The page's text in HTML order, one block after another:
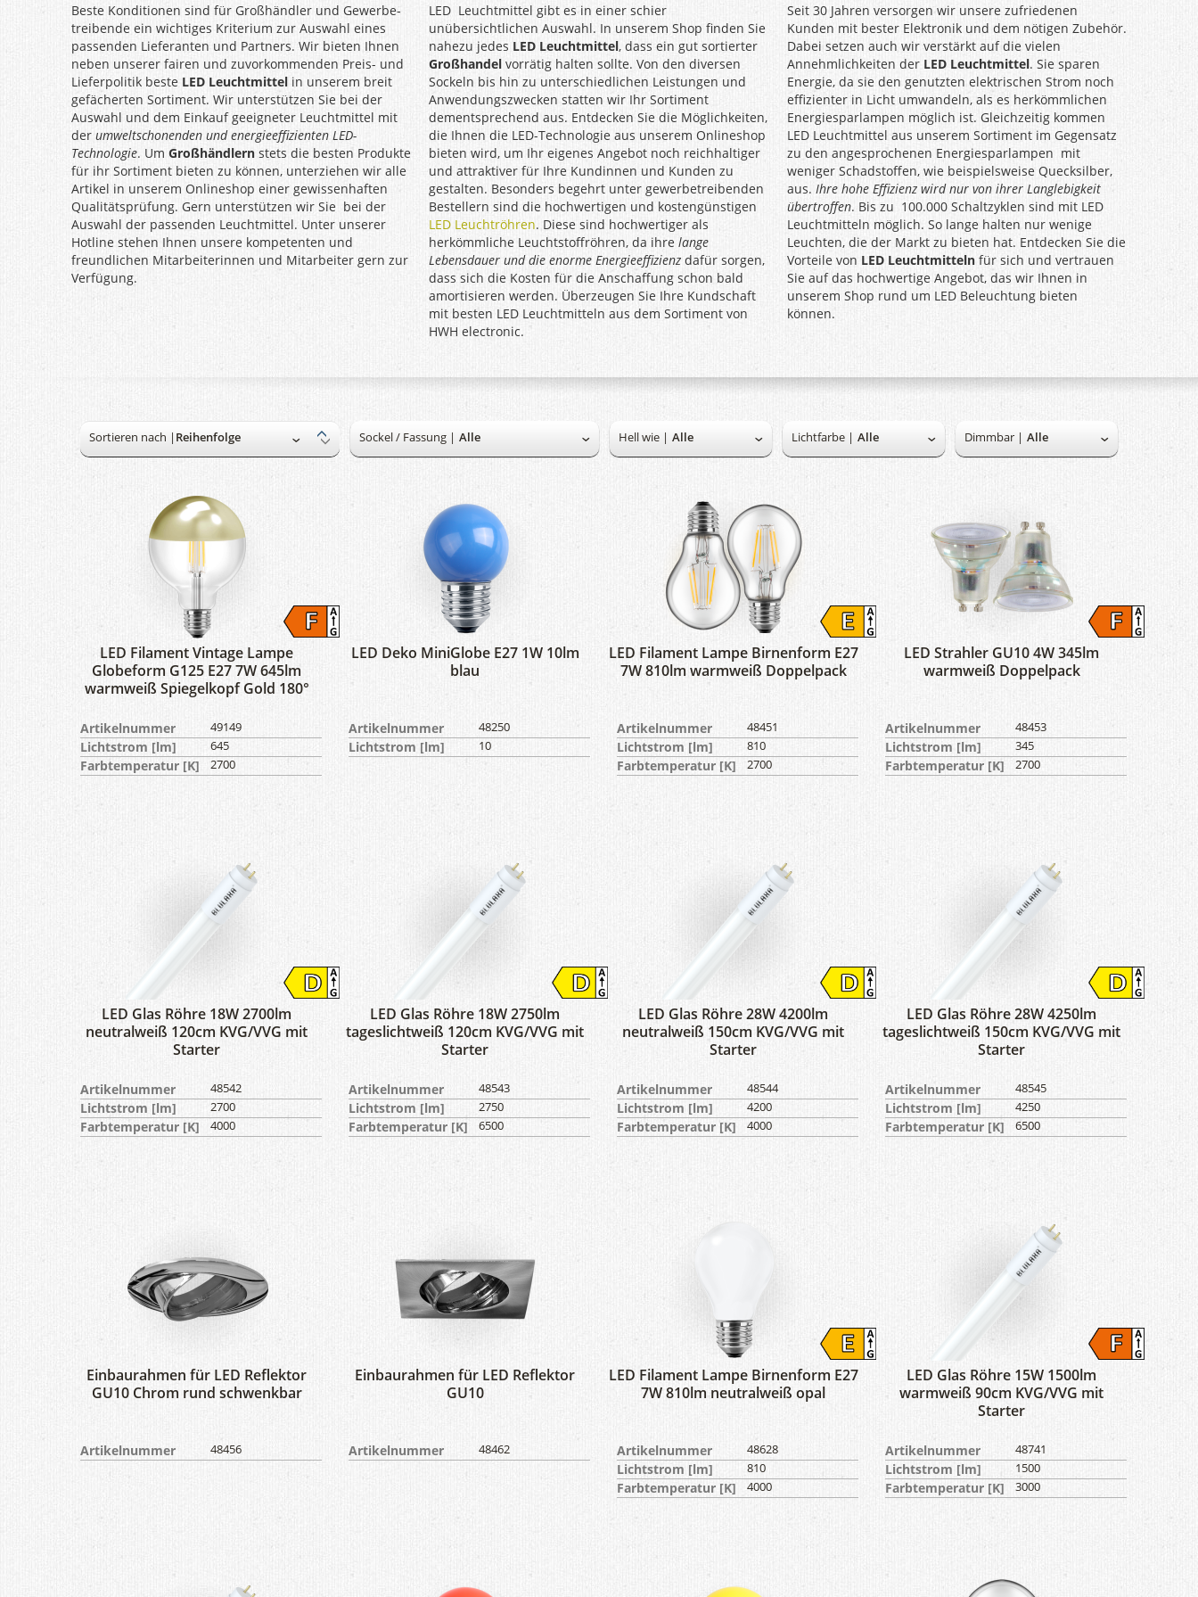
Beste Konditionen sind für Großhändler und Gewerbe-
treibende ein wichtiges Kriterium zur Auswahl eines
passenden Lieferanten und Partners. Wir bieten Ihnen
neben unserer fairen und zuvorkommenden Preis- und
Lieferpolitik beste LED Leuchtmittel in unserem breit
gefächerten Sortiment. Wir unterstützen Sie bei der
Auswahl und dem Einkauf geeigneter Leuchtmittel mit
der umweltschonenden und energieeffizienten LED-
Technologie. Um Großhändlern stets die besten Produkte
für ihr Sortiment bieten zu können, unterziehen wir alle
Artikel in unserem Onlineshop einer gewissenhaften
Qualitätsprüfung. Gern unterstützen wir Sie bei der
Auswahl der passenden Leuchtmittel. Unter unserer
Hotline stehen Ihnen unsere kompetenten und
freundlichen Mitarbeiterinnen und Mitarbeiter gern zur
Verfügung.
LED Leuchtmittel gibt es in einer schier
unübersichtlichen Auswahl. In unserem Shop finden Sie
nahezu jedes LED Leuchtmittel, dass ein gut sortierter
Großhandel vorrätig halten sollte. Von den diversen
Sockeln bis hin zu unterschiedlichen Leistungen und
Anwendungszwecken statten wir Ihr Sortiment
dementsprechend aus. Entdecken Sie die Möglichkeiten,
die Ihnen die LED-Technologie aus unserem Onlineshop
bieten wird, um Ihr eigenes Angebot noch reichhaltiger
und attraktiver für Ihre Kundinnen und Kunden zu
gestalten. Besonders begehrt unter gewerbetreibenden
Bestellern sind die hochwertigen und kostengünstigen
LED Leuchtröhren. Diese sind hochwertiger als
herkömmliche Leuchtstoffröhren, da ihrelange
Lebensdauer und die enorme Energieeffizienz dafür sorgen,
dass sich die Kosten für die Anschaffung schon bald
amortisieren werden. Überzeugen Sie Ihre Kundschaft
mit besten LED Leuchtmitteln aus dem Sortiment von
HWH electronic.
Seit 30 Jahren versorgen wir unsere zufriedenen
Kunden mit bester Elektronik und dem nötigen Zubehör.
Dabei setzen auch wir verstärkt auf die vielen
Annehmlichkeiten der LED Leuchtmittel. Sie sparen
Energie, da sie den genutzten elektrischen Strom noch
effizienter in Licht umwandeln, als es herkömmlichen
Energiesparlampen möglich ist. Gleichzeitig kommen
LED Leuchtmittel aus unserem Sortiment im Gegensatz
zu den angesprochenen Energiesparlampen mit
weniger Schadstoffen, wie beispielsweise Quecksilber,
aus. Ihre hohe Effizienz wird nur von ihrer Langlebigkeit
übertroffen. Bis zu 100.000 Schaltzyklen sind mit LED
Leuchtmitteln möglich. So lange halten nur wenige
Leuchten, die der Markt zu bieten hat. Entdecken Sie die
Vorteile von LED Leuchtmittelnfür sich und vertrauen
Sie auf das hochwertige Angebot, das wir Ihnen in
unserem Shop rund um LED Beleuchtung bieten
können.
Sortieren nach | Sockel / Fassung | Hell wie | Lichtfarbe | Dimmbar |
LED Filament Vintage Lampe
Globeform G125 E27 7W 645lm
warmweiß Spiegelkopf Gold 180°
Artikelnummer 49149
Lichtstrom [lm] 645
Farbtemperatur [K] 2700
LED Deko MiniGlobe E27 1W 10lm
blau
Artikelnummer 48250
Lichtstrom [lm] 10
LED Filament Lampe Birnenform E27
7W 810lm warmweiß Doppelpack
Artikelnummer 48451
Lichtstrom [lm] 810
Farbtemperatur [K] 2700
LED Strahler GU10 4W 345lm
warmweiß Doppelpack
Artikelnummer 48453
Lichtstrom [lm] 345
Farbtemperatur [K] 2700
LED Glas Röhre 18W 2700lm
neutralweiß 120cm KVG/VVG mit
Starter
Artikelnummer 48542
Lichtstrom [lm] 2700
Farbtemperatur [K] 4000
LED Glas Röhre 18W 2750lm
tageslichtweiß 120cm KVG/VVG mit
Starter
Artikelnummer 48543
Lichtstrom [lm] 2750
Farbtemperatur [K] 6500
LED Glas Röhre 28W 4200lm
neutralweiß 150cm KVG/VVG mit
Starter
Artikelnummer 48544
Lichtstrom [lm] 4200
Farbtemperatur [K] 4000
LED Glas Röhre 28W 4250lm
tageslichtweiß 150cm KVG/VVG mit
Starter
Artikelnummer 48545
Lichtstrom [lm] 4250
Farbtemperatur [K] 6500
Einbaurahmen für LED Reflektor
GU10 Chrom rund schwenkbar
Artikelnummer 48456
Einbaurahmen für LED Reflektor
GU10
Artikelnummer 48462
LED Filament Lampe Birnenform E27
7W 810lm neutralweiß opal
Artikelnummer 48628
Lichtstrom [lm] 810
Farbtemperatur [K] 4000
LED Glas Röhre 15W 1500lm
warmweiß 90cm KVG/VVG mit
Starter
Artikelnummer 48741
Lichtstrom [lm] 1500
Farbtemperatur [K] 3000